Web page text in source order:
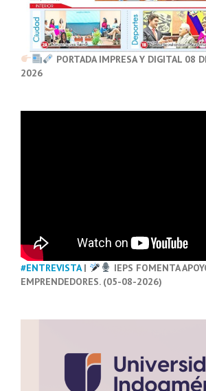
PORTADA IMPRESA Y DIGITAL 08
2026
#ENTREVISTA|
IEPS FOMENTA
EMPRENDEDORES. (05-08-2026)